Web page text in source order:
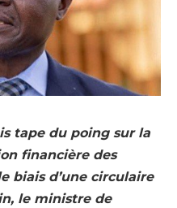
tape du poing sur la
financière des
biais d’une circulaire
le ministre de